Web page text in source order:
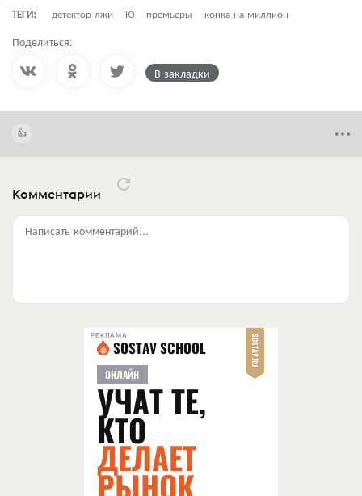
ТЕГИ: детектор лжи Ю премьеры конка на миллион
Поделиться:
В закладки
Комментарии
Написать комментарий...
РЕКЛАМА